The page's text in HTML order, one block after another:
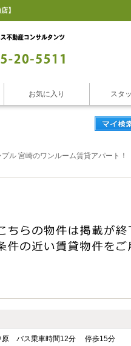
】
お気に入り スタ
ル 宮崎のワンルーム賃貸アパート！
バス乗車時間12分 停歩15分